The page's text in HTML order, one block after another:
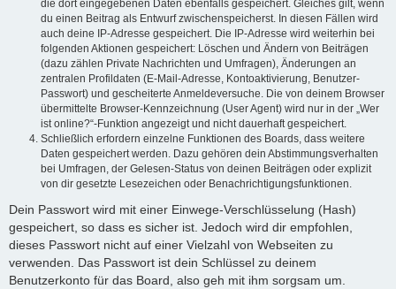
die dort eingegebenen Daten ebenfalls gespeichert. Gleiches gilt, wenn
du einen Beitrag als Entwurf zwischenspeicherst. In diesen Fällen wird
auch deine IP-Adresse gespeichert. Die IP-Adresse wird weiterhin bei
folgenden Aktionen gespeichert: Löschen und Ändern von Beiträgen
(dazu zählen Private Nachrichten und Umfragen), Änderungen an
zentralen Profildaten (E-Mail-Adresse, Kontoaktivierung, Benutzer-
Passwort) und gescheiterte Anmeldeversuche. Die von deinem Browser
übermittelte Browser-Kennzeichnung (User Agent) wird nur in der „Wer
ist online?“-Funktion angezeigt und nicht dauerhaft gespeichert.
Schließlich erfordern einzelne Funktionen des Boards, dass weitere
Daten gespeichert werden. Dazu gehören dein Abstimmungsverhalten
bei Umfragen, der Gelesen-Status von deinen Beiträgen oder explizit
von dir gesetzte Lesezeichen oder Benachrichtigungsfunktionen.
Dein Passwort wird mit einer Einwege-Verschlüsselung (Hash)
gespeichert, so dass es sicher ist. Jedoch wird dir empfohlen,
dieses Passwort nicht auf einer Vielzahl von Webseiten zu
verwenden. Das Passwort ist dein Schlüssel zu deinem
Benutzerkonto für das Board, also geh mit ihm sorgsam um.